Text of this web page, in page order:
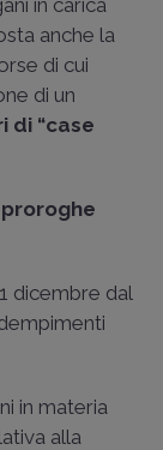
anche la
di cui
di un
di “case
dicembre dal
in materia
alla